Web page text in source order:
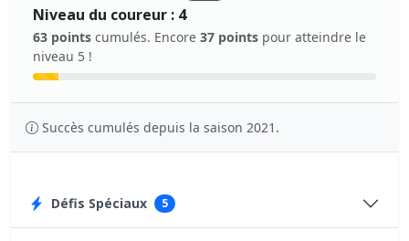
Niveau du coureur : 4
63 points cumulés. Encore 37 points pour atteindre le
niveau 5 !
Succès cumulés depuis la saison 2021.
Défis Spéciaux 5